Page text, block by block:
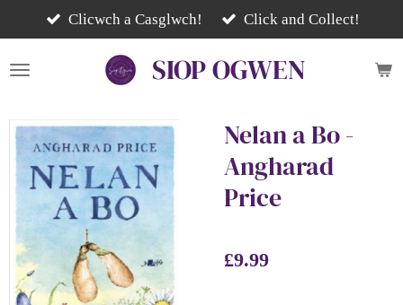
to
main
SIOPOGWEN
Clicwch a Casglwch! Click and Collect!
Nelan a Bo -
Angharad
Price
£9.99